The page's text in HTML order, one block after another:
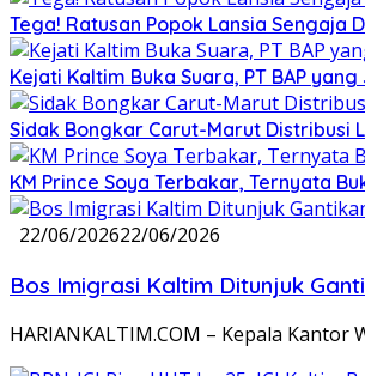
Tega! Ratusan Popok Lansia Sengaja
Kejati Kaltim Buka Suara, PT BAP
Sidak Bongkar Carut-Marut Distribusi
KM Prince Soya Terbakar, Ternyata
22/06/202622/06/2026
Bos Imigrasi Kaltim Ditunjuk
HARIANKALTIM.COM – Kepala